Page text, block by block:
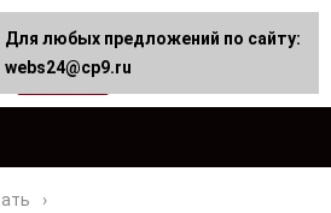
Для любых предложений по сайту:
webs24@cp9.ru